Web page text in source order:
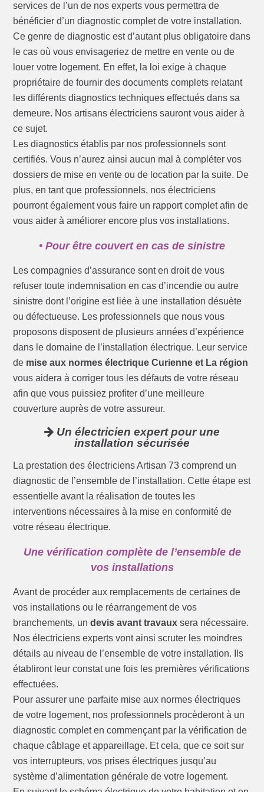
services de l’un de nos experts vous permettra de
bénéficier d’un diagnostic complet de votre installation.
Ce genre de diagnostic est d’autant plus obligatoire dans
le cas où vous envisageriez de mettre en vente ou de
louer votre logement. En effet, la loi exige à chaque
propriétaire de fournir des documents complets relatant
les différents diagnostics techniques effectués dans sa
demeure. Nos artisans électriciens sauront vous aider à
ce sujet.
Les diagnostics établis par nos professionnels sont
certifiés. Vous n’aurez ainsi aucun mal à compléter vos
dossiers de mise en vente ou de location par la suite. De
plus, en tant que professionnels, nos électriciens
pourront également vous faire un rapport complet afin de
vous aider à améliorer encore plus vos installations.
• Pour être couvert en cas de sinistre
Les compagnies d’assurance sont en droit de vous
refuser toute indemnisation en cas d’incendie ou autre
sinistre dont l’origine est liée à une installation désuète
ou défectueuse. Les professionnels que nous vous
proposons disposent de plusieurs années d’expérience
dans le domaine de l’installation électrique. Leur service
de mise aux normes électrique Curienne et La région
vous aidera à corriger tous les défauts de votre réseau
afin que vous puissiez profiter d’une meilleure
couverture auprès de votre assureur.
Un électricien expert pour une
installation sécurisée
La prestation des électriciens Artisan 73 comprend un
diagnostic de l’ensemble de l’installation. Cette étape est
essentielle avant la réalisation de toutes les
interventions nécessaires à la mise en conformité de
votre réseau électrique.
Une vérification complète de l’ensemble de
vos installations
Avant de procéder aux remplacements de certaines de
vos installations ou le réarrangement de vos
branchements, undevis avant travaux sera nécessaire.
Nos électriciens experts vont ainsi scruter les moindres
détails au niveau de l’ensemble de votre installation. Ils
établiront leur constat une fois les premières vérifications
effectuées.
Pour assurer une parfaite mise aux normes électriques
de votre logement, nos professionnels procèderont à un
diagnostic complet en commençant par la vérification de
chaque câblage et appareillage. Et cela, que ce soit sur
vos interrupteurs, vos prises électriques jusqu’au
système d’alimentation générale de votre logement.